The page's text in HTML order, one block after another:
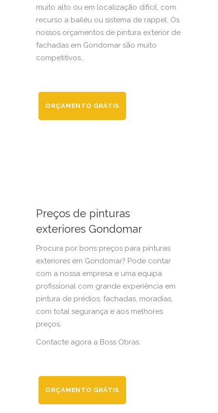
muito alto ou em localização difícil, com
recurso a bailéu ou sistema de rappel. Os
nossos orçamentos de pintura exterior de
fachadas em Gondomar são muito
competitivos..
ORÇAMENTO GRÁTIS
Preços de pinturas
exteriores Gondomar
Procura por bons preços para pinturas
exteriores em Gondomar? Pode contar
com a nossa empresa e uma equipa
profissional com grande experiência em
pintura de prédios, fachadas, moradias,
com total segurança e aos melhores
preços.
Contacte agora a Boss Obras.
ORÇAMENTO GRÁTIS